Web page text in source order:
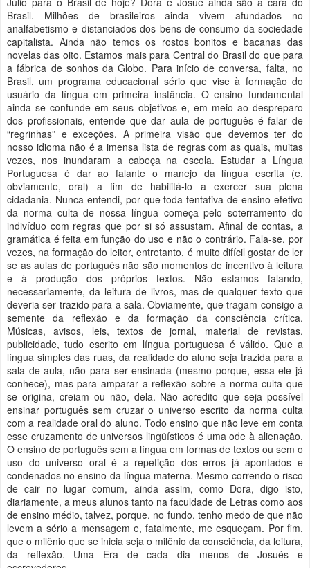
Brasil. Milhões de brasileiros ainda vivem afundados no
analfabetismo e distanciados dos bens de consumo da sociedade
capitalista. Ainda não temos os rostos bonitos e bacanas das
novelas das oito. Estamos mais para Central do Brasil do que para
a fábrica de sonhos da Globo. Para início de conversa, falta, no
Brasil, um programa educacional sério que vise à formação do
usuário da língua em primeira instância. O ensino fundamental
ainda se confunde em seus objetivos e, em meio ao despreparo
dos profissionais, entende que dar aula de português é falar de
“regrinhas” e exceções. A primeira visão que devemos ter do
nosso idioma não é a imensa lista de regras com as quais, muitas
vezes, nos inundaram a cabeça na escola. Estudar a Língua
Portuguesa é dar ao falante o manejo da língua escrita (e,
obviamente, oral) a fim de habilitá-lo a exercer sua plena
cidadania. Nunca entendi, por que toda tentativa de ensino efetivo
da norma culta de nossa língua começa pelo soterramento do
indivíduo com regras que por si só assustam. Afinal de contas, a
gramática é feita em função do uso e não o contrário. Fala-se, por
vezes, na formação do leitor, entretanto, é muito difícil gostar de ler
se as aulas de português não são momentos de incentivo à leitura
e à produção dos próprios textos. Não estamos falando,
necessariamente, da leitura de livros, mas de qualquer texto que
deveria ser trazido para a sala. Obviamente, que tragam consigo a
semente da reflexão e da formação da consciência crítica.
Músicas, avisos, leis, textos de jornal, material de revistas,
publicidade, tudo escrito em língua portuguesa é válido. Que a
língua simples das ruas, da realidade do aluno seja trazida para a
sala de aula, não para ser ensinada (mesmo porque, essa ele já
conhece), mas para amparar a reflexão sobre a norma culta que
se origina, creiam ou não, dela. Não acredito que seja possível
ensinar português sem cruzar o universo escrito da norma culta
com a realidade oral do aluno. Todo ensino que não leve em conta
esse cruzamento de universos lingüísticos é uma ode à alienação.
O ensino de português sem a língua em formas de textos ou sem o
uso do universo oral é a repetição dos erros já apontados e
condenados no ensino da língua materna. Mesmo correndo o risco
de cair no lugar comum, ainda assim, como Dora, digo isto,
diariamente, a meus alunos tanto na faculdade de Letras como aos
de ensino médio, talvez, porque, no fundo, tenho medo de que não
levem a sério a mensagem e, fatalmente, me esqueçam. Por fim,
que o milênio que se inicia seja o milênio da consciência, da leitura,
da reflexão. Uma Era de cada dia menos de Josués e